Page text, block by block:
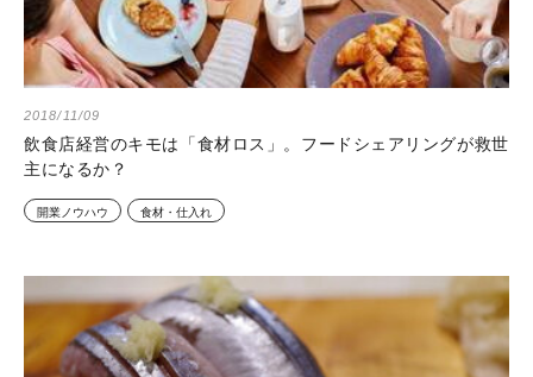
2018/11/09
飲食店経営のキモは「食材ロス」。フードシェアリングが救世
主になるか？
開業ノウハウ 食材・仕入れ